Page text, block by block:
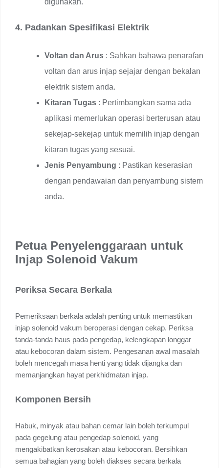
4. Padankan Spesifikasi Elektrik
Voltan dan Arus : Sahkan bahawa penarafan
voltan dan arus injap sejajar dengan bekalan
elektrik sistem anda.
Kitaran Tugas : Pertimbangkan sama ada
aplikasi memerlukan operasi berterusan atau
sekejap-sekejap untuk memilih injap dengan
kitaran tugas yang sesuai.
Jenis Penyambung : Pastikan keserasian
dengan pendawaian dan penyambung sistem
anda.
Petua Penyelenggaraan untuk
Injap Solenoid Vakum
Periksa Secara Berkala
Pemeriksaan berkala adalah penting untuk memastikan
injap solenoid vakum beroperasi dengan cekap. Periksa
tanda-tanda haus pada pengedap, kelengkapan longgar
atau kebocoran dalam sistem. Pengesanan awal masalah
boleh mencegah masa henti yang tidak dijangka dan
memanjangkan hayat perkhidmatan injap.
Komponen Bersih
Habuk, minyak atau bahan cemar lain boleh terkumpul
pada gegelung atau pengedap solenoid, yang
mengakibatkan kerosakan atau kebocoran. Bersihkan
semua bahagian yang boleh diakses secara berkala